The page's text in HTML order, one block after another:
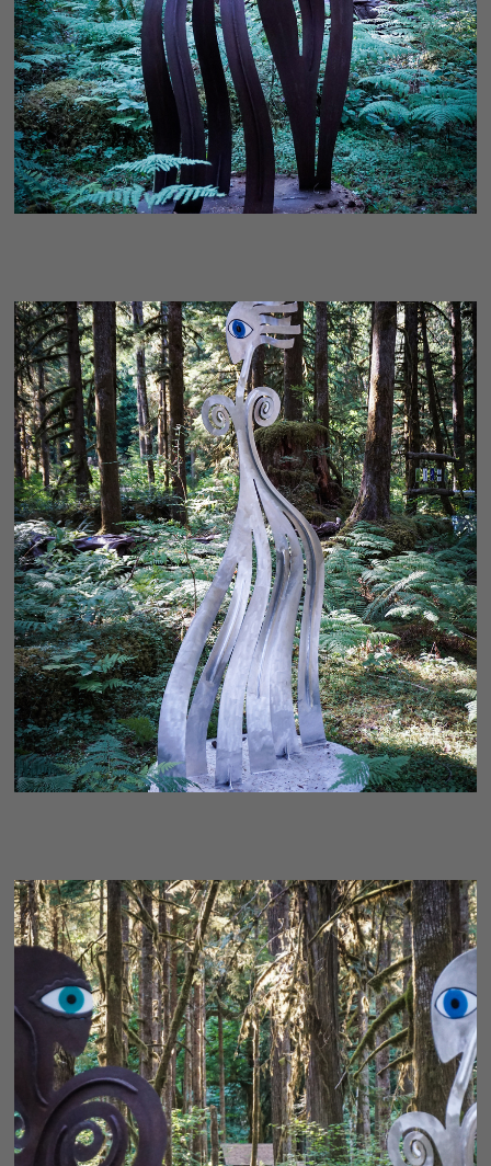
ELEGANCE - MODERN
ELEGANCE - FRAGMENT